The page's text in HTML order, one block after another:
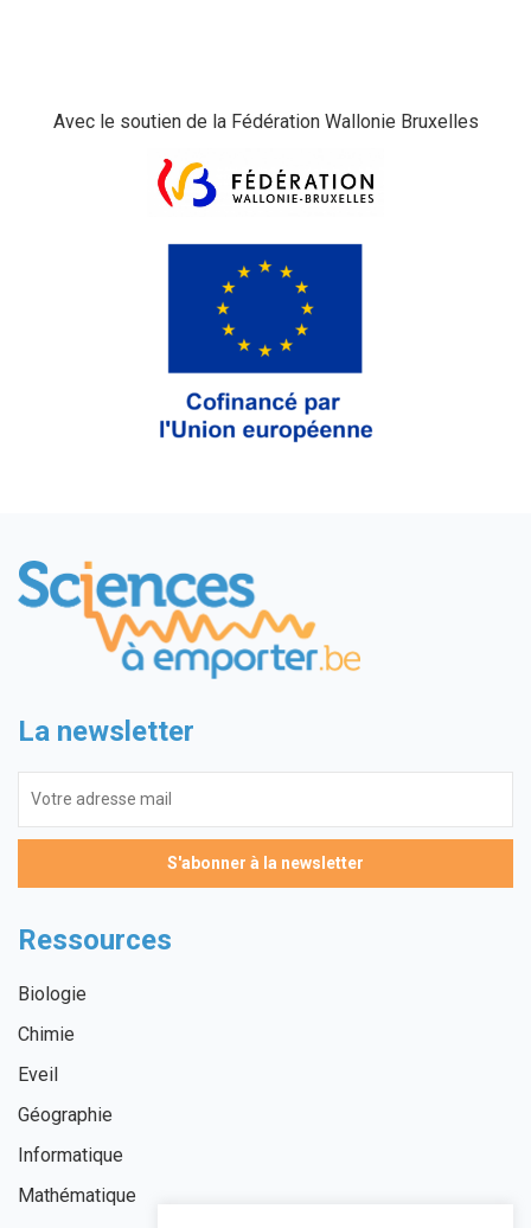
Avec le soutien de la Fédération Wallonie Bruxelles
La newsletter
Ressources
Biologie
Chimie
Eveil
Géographie
Informatique
Mathématique